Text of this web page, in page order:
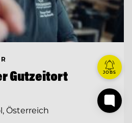
Gutzeitort
Österreich
JOBS